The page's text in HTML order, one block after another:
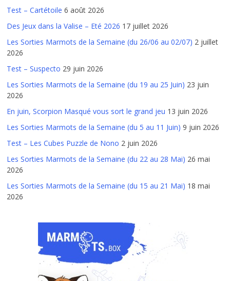
Test – Cartétoile 6 août 2026
Des Jeux dans la Valise – Eté 2026 17 juillet 2026
Les Sorties Marmots de la Semaine (du 26/06 au 02/07) 2 juillet
2026
Test – Suspecto 29 juin 2026
Les Sorties Marmots de la Semaine (du 19 au 25 Juin) 23 juin
2026
En juin, Scorpion Masqué vous sort le grand jeu 13 juin 2026
Les Sorties Marmots de la Semaine (du 5 au 11 Juin) 9 juin 2026
Test – Les Cubes Puzzle de Nono 2 juin 2026
Les Sorties Marmots de la Semaine (du 22 au 28 Mai) 26 mai
2026
Les Sorties Marmots de la Semaine (du 15 au 21 Mai) 18 mai
2026